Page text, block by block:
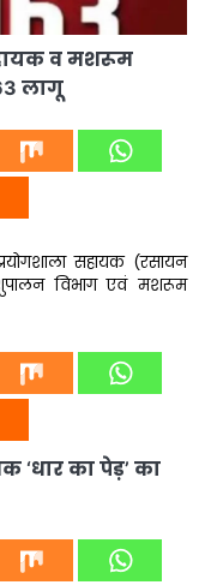
व मशरूम
लागू
सहायक (रसायन
पशुपालन विभाग एवं मशरूम
‘धार का पेड़’ का